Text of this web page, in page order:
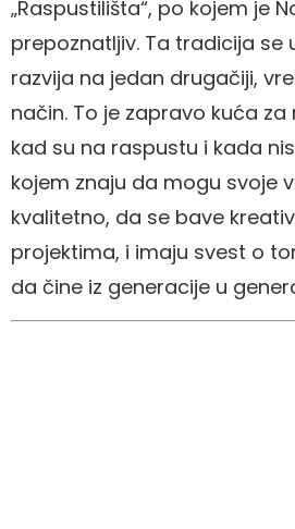
„Raspustilišta“, po kojem je
prepoznatljiv. Ta tradicija se
razvija na jedan drugačiji,
način. To je zapravo kuća
kad su na raspustu i kada
kojem znaju da mogu svoje
kvalitetno, da se bave
projektima, i imaju svest o
da čine iz generacije u